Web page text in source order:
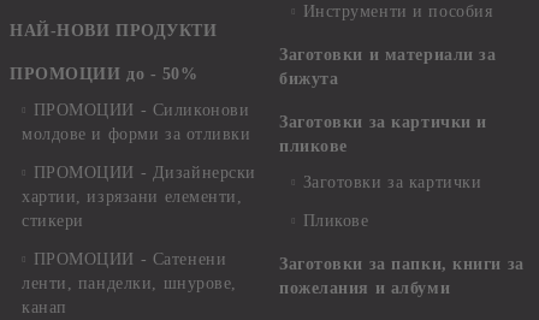
НАЙ-НОВИ ПРОДУКТИ
ПРОМОЦИИ до - 50%
ПРОМОЦИИ - Силиконови
молдове и форми за отливки
ПРОМОЦИИ - Дизайнерски
хартии, изрязани елементи,
стикери
ПРОМОЦИИ - Сатенени
ленти, панделки, шнурове,
канап
Инструменти и пособия
Заготовки и материали за
бижута
Заготовки за картички и
пликове
Заготовки за картички
Пликове
Заготовки за папки, книги за
пожелания и албуми